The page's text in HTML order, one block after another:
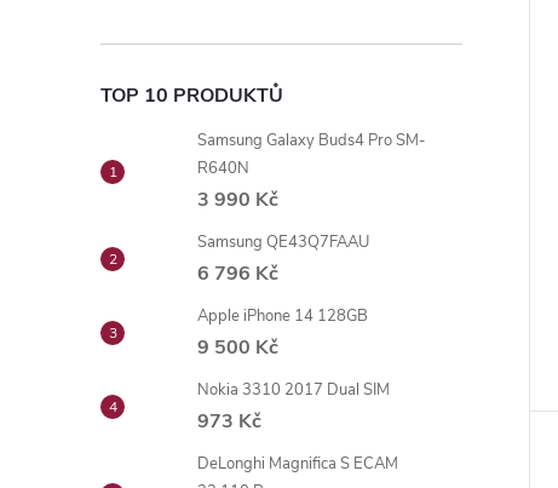
TOP 10 PRODUKTŮ
Samsung Galaxy Buds4 Pro SM-
R640N
3 990 Kč
Samsung QE43Q7FAAU
6 796 Kč
Apple iPhone 14 128GB
9 500 Kč
Nokia 3310 2017 Dual SIM
973 Kč
DeLonghi Magnifica S ECAM